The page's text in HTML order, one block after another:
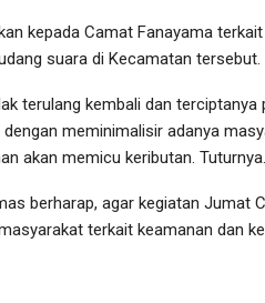
kepada Camat Fanayama
suara di Kecamatan tersebut.
terulang kembali dan
meminimalisir adanya
akan memicu keributan. Tuturnya.
berharap, agar kegiatan Jumat
terkait keamanan dan